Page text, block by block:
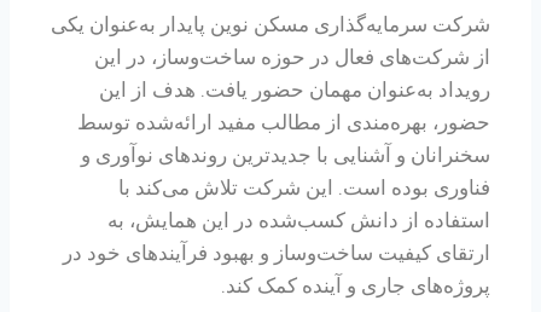
شرکت سرمایه‌گذاری مسکن نوین پایدار به‌عنوان یکی
از شرکت‌های فعال در حوزه ساخت‌وساز، در این
رویداد به‌عنوان مهمان حضور یافت. هدف از این
حضور، بهره‌مندی از مطالب مفید ارائه‌شده توسط
سخنرانان و آشنایی با جدیدترین روندهای نوآوری و
فناوری بوده است. این شرکت تلاش می‌کند با
استفاده از دانش کسب‌شده در این همایش، به
ارتقای کیفیت ساخت‌وساز و بهبود فرآیندهای خود در
پروژه‌های جاری و آینده کمک کند.